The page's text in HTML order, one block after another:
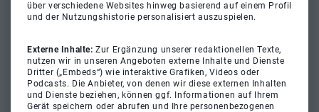
über verschiedene Websites hinweg basierend auf einem Profil
und der Nutzungshistorie personalisiert auszuspielen.
Externe Inhalte:Zur Ergänzung unserer redaktionellen Texte,
nutzen wir in unseren Angeboten externe Inhalte und Dienste
Dritter („Embeds“) wie interaktive Grafiken, Videos oder
Podcasts. Die Anbieter, von denen wir diese externen Inhalten
und Dienste beziehen, können ggf. Informationen auf Ihrem
Gerät speichern oder abrufen und Ihre personenbezogenen